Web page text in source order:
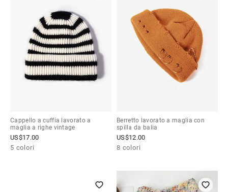
Cappello a cuffia lavorato a
maglia a righe vintage
US$17.00
5 colori
Berretto lavorato a maglia con
spilla da balia
US$12.00
8 colori